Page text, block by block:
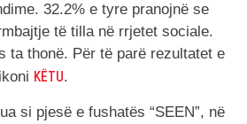
32.2% e tyre pranojnë se
të tilla në rrjetet sociale.
ta thonë. Për të parë rezultatet e
KËTU.
si pjesë e fushatës “SEEN”, në